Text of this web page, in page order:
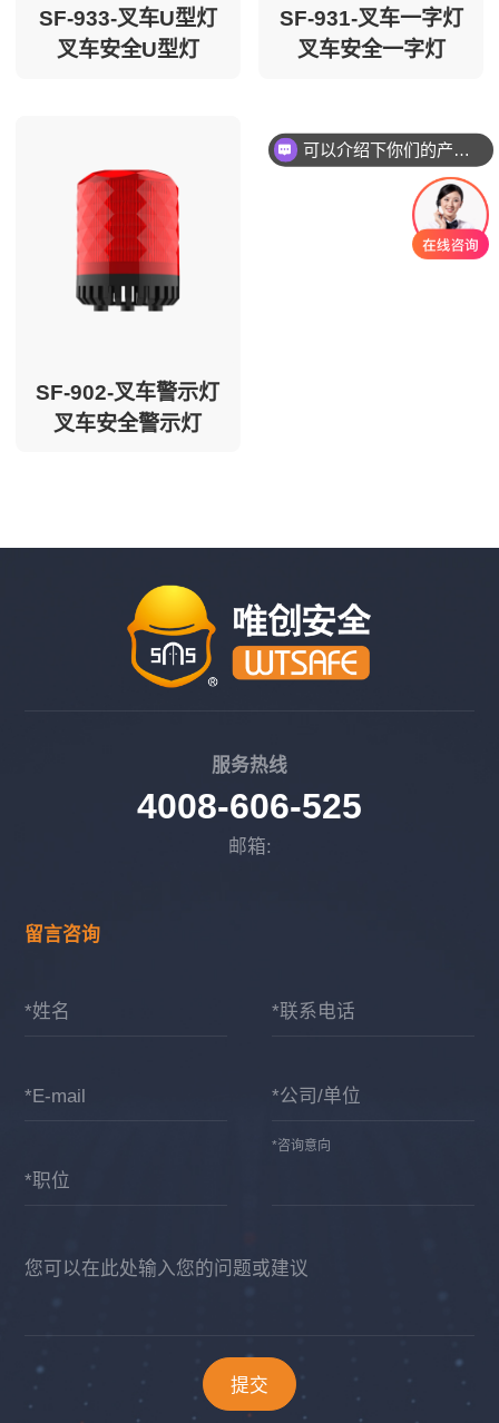
SF-933-叉车U型灯
叉车安全U型灯
SF-931-叉车一字灯
叉车安全一字灯
SF-902-叉车警示灯
叉车安全警示灯
服务热线
4008-606-525
邮箱:
留言咨询
*姓名 *联系电话
*E-mail *公司/单位
*职位
*咨询意向
您可以在此处输入您的问题或建议
提交
可以介绍下你们的产品么